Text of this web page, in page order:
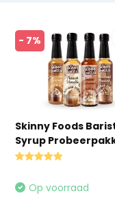
- 7%
Skinny Foods
Syrup
Op voorraad